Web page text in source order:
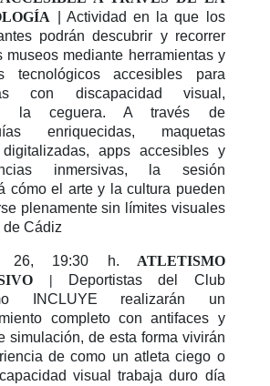
| Actividad en la que los
podrán descubrir y recorrer
museos mediante herramientas y
tecnológicos accesibles para
con discapacidad visual,
la ceguera. A través de
enriquecidas, maquetas
apps accesibles y
inmersivas, la sesión
cómo el arte y la cultura pueden
plenamente sin límites visuales
de Cádiz
26, 19:30 h. ATLETISMO
|
Deportistas del Club
INCLUYE realizarán un
completo con antifaces y
simulación, de esta forma vivirán
de como un atleta ciego o
visual trabaja duro día